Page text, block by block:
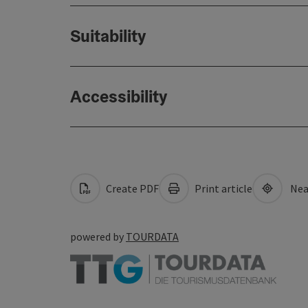
Suitability
Accessibility
Create PDF Print article
powered by TOURDATA